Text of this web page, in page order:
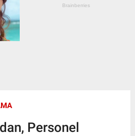
Personel